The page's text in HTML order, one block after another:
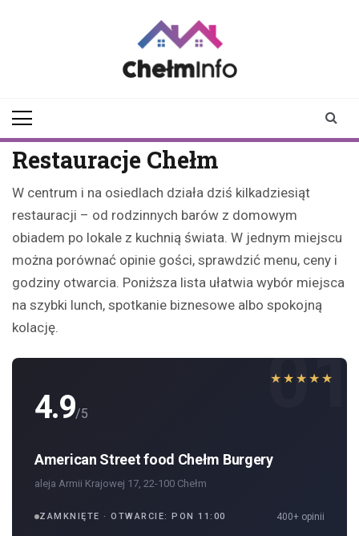
Restauracje Chełm
W centrum i na osiedlach działa dziś kilkadziesiąt
restauracji – od rodzinnych barów z domowym
obiadem po lokale z kuchnią świata. W jednym miejscu
można porównać opinie gości, sprawdzić menu, ceny i
godziny otwarcia. Poniższa lista ułatwia wybór miejsca
na szybki lunch, spotkanie biznesowe albo spokojną
kolację.
01
★★★★★
4.9/5
American Street food Chełm Burgery
aleja Armii Krajowej 17, 22-100 Chełm
ZAMKNIĘTE · OTWARCIE: PON 11:00 400+ opinii